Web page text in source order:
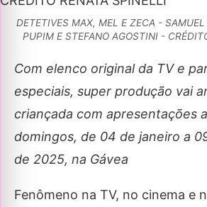
DETETIVES MAX, MEL E ZECA -
PUPIM E STEFANO AGOSTINI -
Com elenco original da TV e
especiais, super produção vai
criançada com apresentações
domingos, de 04 de janeiro a
de 2025, na Gávea
Fenômeno na TV, no cinema e